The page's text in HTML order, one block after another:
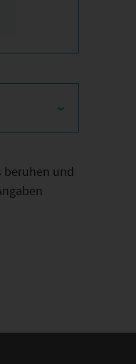
beruhen und